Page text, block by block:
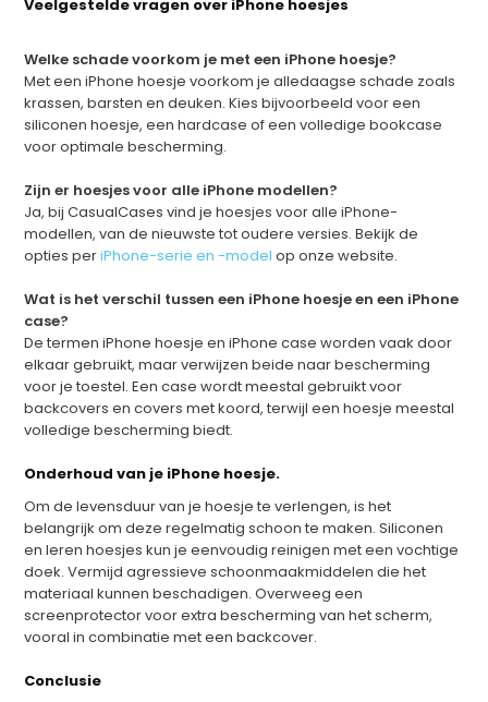
Veelgestelde vragen over iPhone hoesjes
Welke schade voorkom je met een iPhone hoesje?
Met een iPhone hoesje voorkom je alledaagse schade zoals
krassen, barsten en deuken. Kies bijvoorbeeld voor een
siliconen hoesje, een hardcase of een volledige bookcase
voor optimale bescherming.
Zijn er hoesjes voor alle iPhone modellen?
Ja, bij CasualCases vind je hoesjes voor alle iPhone-
modellen, van de nieuwste tot oudere versies. Bekijk de
opties periPhone-serie en -model op onze website.
Wat is het verschil tussen een iPhone hoesje en een iPhone
case?
De termen iPhone hoesje en iPhone case worden vaak door
elkaar gebruikt, maar verwijzen beide naar bescherming
voor je toestel. Een case wordt meestal gebruikt voor
backcovers en covers met koord, terwijl een hoesje meestal
volledige bescherming biedt.
Onderhoud van je iPhone hoesje.
Om de levensduur van je hoesje te verlengen, is het
belangrijk om deze regelmatig schoon te maken. Siliconen
en leren hoesjes kun je eenvoudig reinigen met een vochtige
doek. Vermijd agressieve schoonmaakmiddelen die het
materiaal kunnen beschadigen. Overweeg een
screenprotector voor extra bescherming van het scherm,
vooral in combinatie met een backcover.
Conclusie